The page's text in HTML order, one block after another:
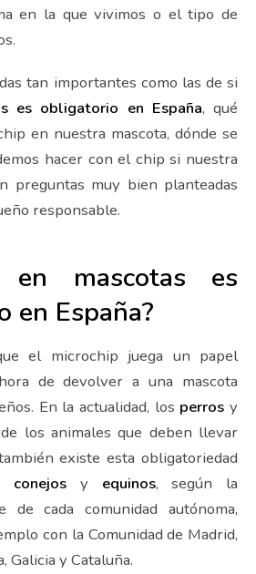
en la que vivimos o el tipo de
tan importantes como las de si
es obligatorio en España, qué
en nuestra mascota, dónde se
hacer con el chip si nuestra
preguntas muy bien planteadas
responsable.
mascotas es
en España?
el microchip juega un papel
de devolver a una mascota
En la actualidad, los perrosy
los animales que deben llevar
existe esta obligatoriedad
conejos y equinos, según la
de cada comunidad autónoma,
con la Comunidad de Madrid,
Galicia y Cataluña.